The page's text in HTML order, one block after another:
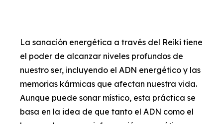
La sanación energética a través del Reiki tiene
el poder de alcanzar niveles profundos de
nuestro ser, incluyendo el ADN energético y las
memorias kármicas que afectan nuestra vida.
Aunque puede sonar místico, esta práctica se
basa en la idea de que tanto el ADN como el